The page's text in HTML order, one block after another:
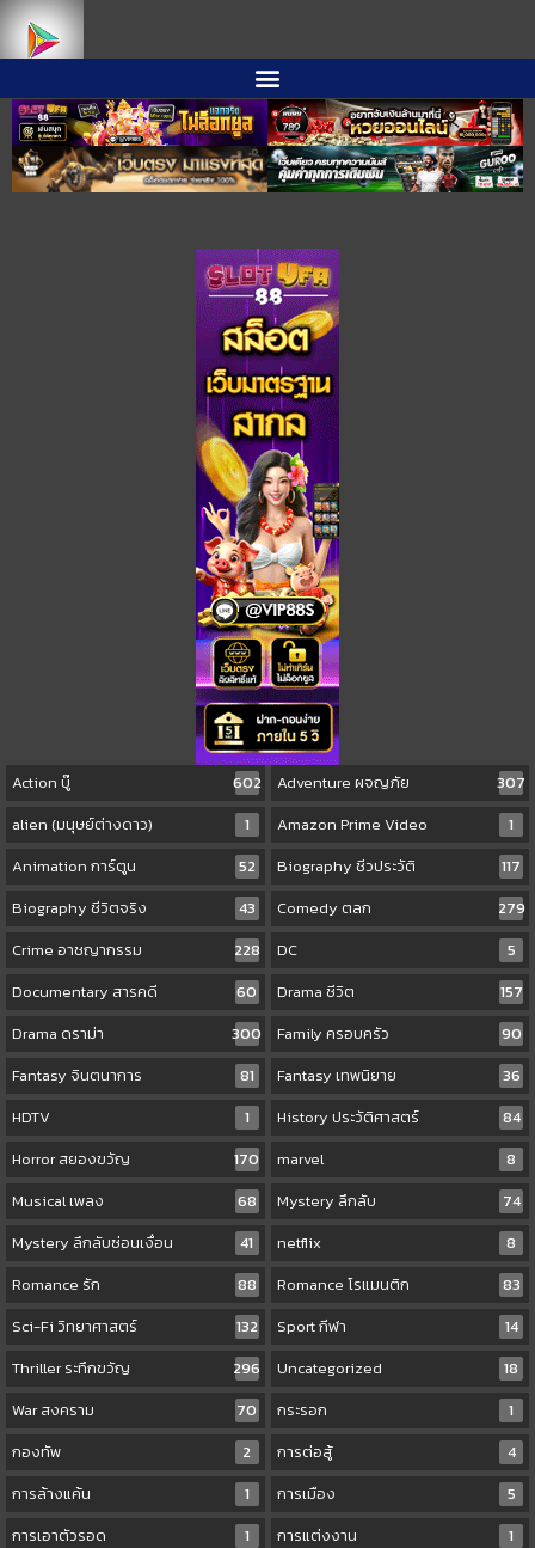
Action บู๊ 602 Adventure ผจญภัย
307
alien (มนุษย์ต่างดาว)
1 Amazon Prime Video
1
Animation การ์ตูน
52 Biography ชีวประวัติ
117
Biography ชีวิตจริง
43 Comedy ตลก
279
Crime อาชญากรรม
228 DC
5
Documentary สารคดี
60 Drama ชีวิต
157
Drama ดราม่า
300 Family ครอบครัว
90
Fantasy จินตนาการ
81 Fantasy เทพนิยาย
36
HDTV
1 History ประวัติศาสตร์
84
Horror สยองขวัญ
170 marvel
8
Musical เพลง
68 Mystery ลึกลับ
74
Mystery ลึกลับซ่อนเงื่อน
41 netflix
8
Romance รัก
88 Romance โรแมนติก
83
Sci-Fi วิทยาศาสตร์
132 Sport กีฬา
14
Thriller ระทึกขวัญ
296 Uncategorized
18
War สงคราม
70 กระรอก
1
กองทัพ
2 การต่อสู้
4
การล้างแค้น
1 การเมือง
5
การเอาตัวรอด
1 การแต่งงาน
1